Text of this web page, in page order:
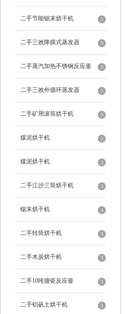
二手节能锯末烘干机
二手三效降膜式蒸发器
二手蒸汽加热不锈钢反应釜
二手三效外循环蒸发器
二手矿用滚筒烘干机
煤泥烘干机
煤泥烘干机
二手江沙三筒烘干机
锯末烘干机
二手转筒烘干机
二手木炭烘干机
二手10吨搪瓷反应釜
二手铝矾土烘干机